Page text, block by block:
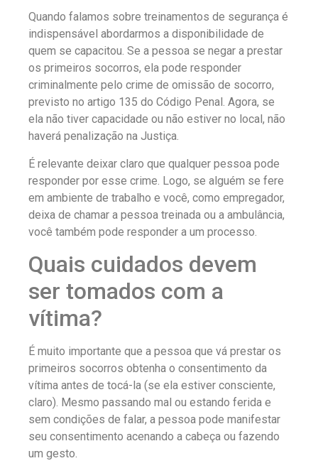
Quando falamos sobre treinamentos de segurança é
indispensável abordarmos a disponibilidade de
quem se capacitou. Se a pessoa se negar a prestar
os primeiros socorros, ela pode responder
criminalmente pelo crime de omissão de socorro,
previsto no artigo 135 do Código Penal. Agora, se
ela não tiver capacidade ou não estiver no local, não
haverá penalização na Justiça.
É relevante deixar claro que qualquer pessoa pode
responder por esse crime. Logo, se alguém se fere
em ambiente de trabalho e você, como empregador,
deixa de chamar a pessoa treinada ou a ambulância,
você também pode responder a um processo.
Quais cuidados devem
ser tomados com a
vítima?
É muito importante que a pessoa que vá prestar os
primeiros socorros obtenha o consentimento da
vítima antes de tocá-la (se ela estiver consciente,
claro). Mesmo passando mal ou estando ferida e
sem condições de falar, a pessoa pode manifestar
seu consentimento acenando a cabeça ou fazendo
um gesto.